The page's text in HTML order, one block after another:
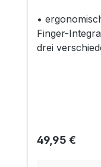
•
Finger-
drei
Regulärer
49,95 €